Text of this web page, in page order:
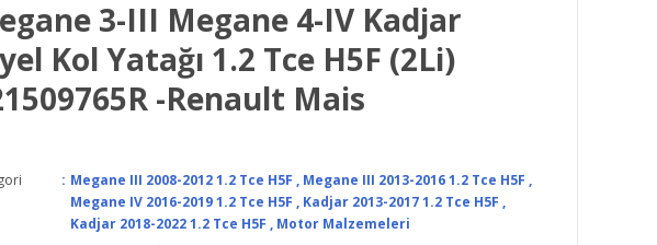
3-III Megane 4-IV Kadjar
Kol Yatağı 1.2 Tce H5F (2Li)
-Renault Mais
Megane III 2008-2012 1.2 Tce H5F , Megane III 2013-2016 1.2 Tce H5F ,
Megane IV 2016-2019 1.2 Tce H5F , Kadjar 2013-2017 1.2 Tce H5F ,
Kadjar 2018-2022 1.2 Tce H5F , Motor Malzemeleri